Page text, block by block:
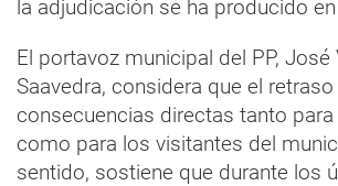
la adjudicación se ha producido
El portavoz municipal del PP, José
Saavedra, considera que el
consecuencias directas tanto
como para los visitantes del
sentido, sostiene que durante los